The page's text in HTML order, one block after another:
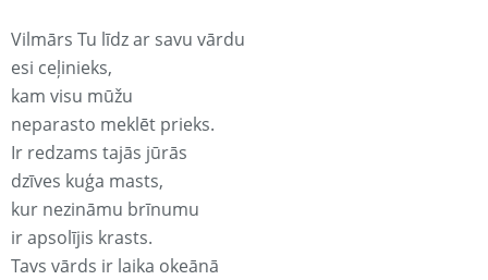
Vilmārs Tu līdz ar savu vārdu
esi ceļinieks,
kam visu mūžu
neparasto meklēt prieks.
Ir redzams tajās jūrās
dzīves kuģa masts,
kur nezināmu brīnumu
ir apsolījis krasts.
Tavs vārds ir laika okeānā